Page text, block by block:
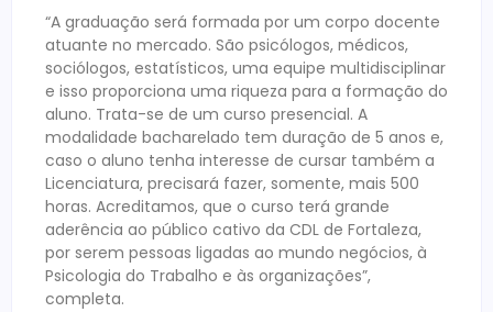
“A graduação será formada por um corpo docente
atuante no mercado. São psicólogos, médicos,
sociólogos, estatísticos, uma equipe multidisciplinar
e isso proporciona uma riqueza para a formação do
aluno. Trata-se de um curso presencial. A
modalidade bacharelado tem duração de 5 anos e,
caso o aluno tenha interesse de cursar também a
Licenciatura, precisará fazer, somente, mais 500
horas. Acreditamos, que o curso terá grande
aderência ao público cativo da CDL de Fortaleza,
por serem pessoas ligadas ao mundo negócios, à
Psicologia do Trabalho e às organizações”,
completa.